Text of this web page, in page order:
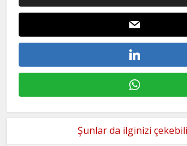
Şunlar da ilginizi